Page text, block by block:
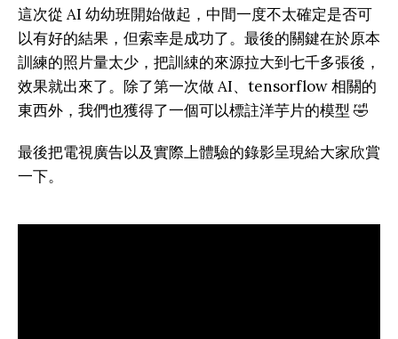
這次從 AI 幼幼班開始做起，中間一度不太確定是否可
以有好的結果，但索幸是成功了。最後的關鍵在於原本
訓練的照片量太少，把訓綀的來源拉大到七千多張後，
效果就出來了。除了第一次做 AI、tensorflow 相關的
東西外，我們也獲得了一個可以標註洋芋片的模型 🤣
最後把電視廣告以及實際上體驗的錄影呈現給大家欣賞
一下。